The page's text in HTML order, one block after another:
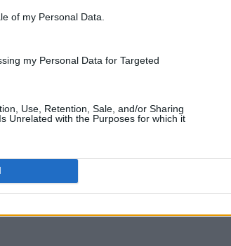
of my Personal Data.
my Personal Data for Targeted
Use, Retention, Sale, and/or Sharing
Unrelated with the Purposes for which it